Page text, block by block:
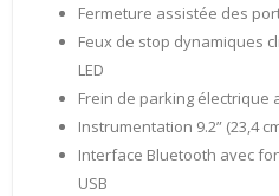
Fermeture assistée des
Feux de stop dynamiques
LED
Frein de parking électrique
Instrumentation 9.2” (23,4
Interface Bluetooth avec
USB